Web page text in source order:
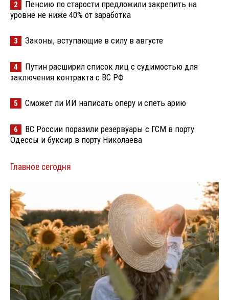
2
Пенсию по старости предложили закрепить на
уровне не ниже 40% от заработка
3 Законы, вступающие в силу в августе
4
Путин расширил список лиц с судимостью для
заключения контракта с ВС РФ
5 Сможет ли ИИ написать оперу и спеть арию
6
ВС России поразили резервуары с ГСМ в порту
Одессы и буксир в порту Николаева
Главное сегодня